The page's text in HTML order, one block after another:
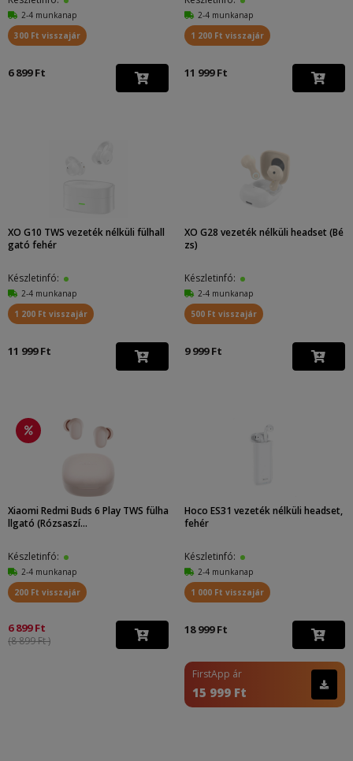
2-4 munkanap
300 Ft visszajár
6 899 Ft
2-4 munkanap
1 200 Ft visszajár
11 999 Ft
XO G10 TWS vezeték nélküli fülhall
gató fehér
Készletinfó:
2-4 munkanap
1 200 Ft visszajár
11 999 Ft
XO G28 vezeték nélküli headset (Bé
zs)
Készletinfó:
2-4 munkanap
500 Ft visszajár
9 999 Ft
Xiaomi Redmi Buds 6 Play TWS fülha
llgató (Rózsaszí...
Készletinfó:
2-4 munkanap
200 Ft visszajár
6 899 Ft
(8 899 Ft )
Hoco ES31 vezeték nélküli headset,
fehér
Készletinfó:
2-4 munkanap
1 000 Ft visszajár
18 999 Ft
FirstApp ár
15 999 Ft